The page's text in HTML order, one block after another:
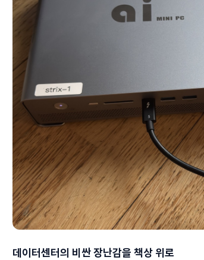
데이터센터의 비싼 장난감을 책상 위로